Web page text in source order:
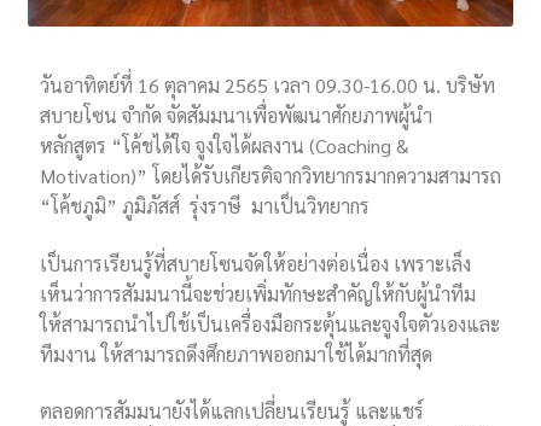
วันอาทิตย์ที่ 16 ตุลาคม 2565 เวลา 09.30-16.00 น. บริษัท
สบายโซน จำกัด จัดสัมมนาเพื่อพัฒนาศักยภาพผู้นำ
หลักสูตร “โค้ชได้ใจ จูงใจได้ผลงาน (Coaching &
Motivation)” โดยได้รับเกียรติจากวิทยากรมากความสามารถ
“โค้ชภูมิ” ภูมิภัสส์ รุ่งราษี มาเป็นวิทยากร
เป็นการเรียนรู้ที่สบายโซนจัดให้อย่างต่อเนื่อง เพราะเล็ง
เห็นว่าการสัมมนานี้จะช่วยเพิ่มทักษะสำคัญให้กับผู้นำทีม
ให้สามารถนำไปใช้เป็นเครื่องมือกระตุ้นและจูงใจตัวเองและ
ทีมงาน ให้สามารถดึงศึกยภาพออกมาใช้ได้มากที่สุด
ตลอดการสัมมนายังได้แลกเปลี่ยนเรียนรู้ และแชร์